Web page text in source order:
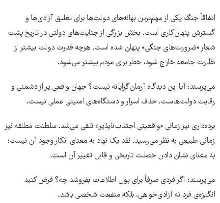
اتفاقاً جنگ یکی از مهم‌ترین بهانه‌های دولت‌ها برای تعلیق آزادی‌ها و
گسترش پنهان‌کاری است. بخش بزرگی از جنایت‌های دولتی در تاریخ پشت
شعار «ضرورت‌های جنگی» پنهان شده است. هرچه قدرت دولت بیشتر از
نظارت جامعه خارج شود، خطر برای مردم بیشتر می‌شود.
می‌پرسند: آیا این دیدگاه آرمان‌گرایانه نیست؟ جهان واقعی پر از دشمنی و
رقابت دولت‌هاست. حذف اسرار و دستگاه‌های امنیتی عملی نیست.
برده‌داری نیز زمانی «واقعیتی اجتناب‌ناپذیر» تلقی می‌شد. سلطنت مطلقه نیز
زمانی طبیعی به نظر می‌رسید. نقد یک نهاد به معنای انکار وجود آن نیست؛
به معنای نشان دادن خصلت تاریخی و قابل تغییر آن است.
می‌پرسند: اگر فردی صرفاً برای پول اطلاعات بفروشد چه؟ فرض کنید
انگیزه‌ی فرد نه آزادی‌خواهی، بلکه منفعت شخصی باشد.